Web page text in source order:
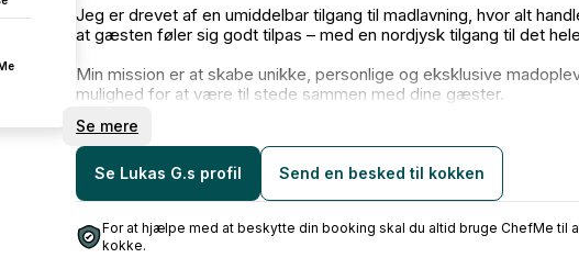
Jeg er drevet af en umiddelbar tilgang til madlavning, hvor alt
at gæsten føler sig godt tilpas – med en nordjysk tilgang til det
Min mission er at skabe unikke, personlige og eksklusive
mulighed for at være til stede sammen med dine gæster.
Et arrangement med Dune Dining er altid en afspejling af det, jeg
vil gøre mit bedste for at møde alle rundt om bordet i øjenhøjde.
Det vil glæde mig at være en del af jeres næste arrangement,
Se mere
Se Lukas G.s profil Send en besked til kokken
For at hjælpe med at beskytte din booking skal du altid bruge ChefMe til
kokke.